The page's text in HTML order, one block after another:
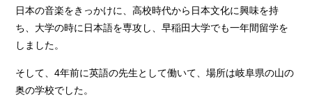
日本の音楽をきっかけに、高校時代から日本文化に興味を持
ち、大学の時に日本語を専攻し、早稲田大学でも一年間留学を
しました。
そして、4年前に英語の先生として働いて、場所は岐阜県の山の
奥の学校でした。